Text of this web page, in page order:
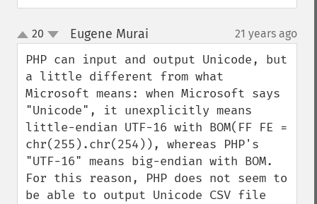
up
down
20 Eugene Murai 21 years ago
PHP can input and output Unicode, but
a little different from what
Microsoft means: when Microsoft says
"Unicode", it unexplicitly means
little-endian UTF-16 with BOM(FF FE =
chr(255).chr(254)), whereas PHP's
"UTF-16" means big-endian with BOM.
For this reason, PHP does not seem to
be able to output Unicode CSV file